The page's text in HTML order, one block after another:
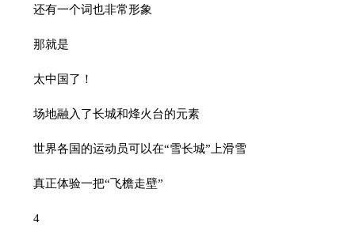
还有一个词也非常形象
那就是
太中国了！
场地融入了长城和烽火台的元素
世界各国的运动员可以在“雪长城”上滑雪
真正体验一把“飞檐走壁”
4